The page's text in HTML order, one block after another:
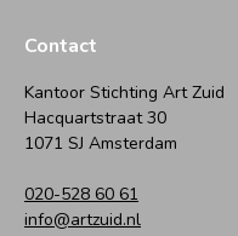
Contact
Kantoor Stichting Art Zuid
Hacquartstraat 30
1071 SJ Amsterdam
020-528 60 61
info@artzuid.nl